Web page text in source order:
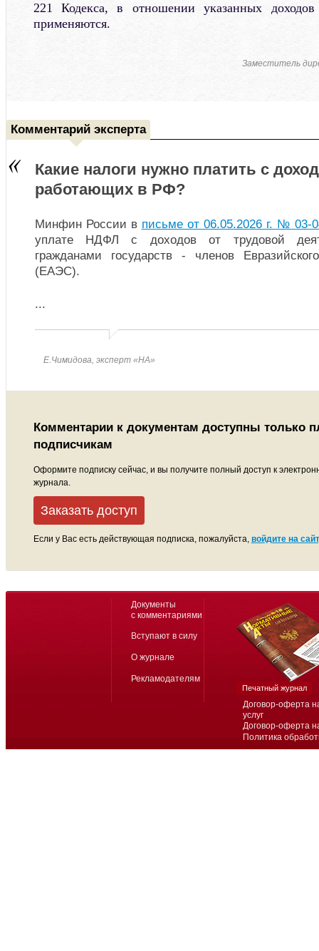
221 Кодекса, в отношении указанных доходов
применяются.
Заместитель
Комментарий эксперта
Какие налоги нужно платить с
работающих в РФ?
Минфин России в письме от 06.05.2026 г. № 03-
уплате НДФЛ с доходов от трудовой
гражданами государств - членов
(ЕАЭС).
...
Е.Чимидова, эксперт «НА»
Комментарии к документам доступны только
подписчикам
Оформите подписку сейчас, и вы получите полный доступ к
журнала.
Заказать доступ
Если у Вас есть действующая подписка, пожалуйста, войдите на
Договор-оферта
услуг
Договор-оферта
Политика
Документы
с комментариями
Вступают в силу
О журнале
Рекламодателям
Печатный журнал